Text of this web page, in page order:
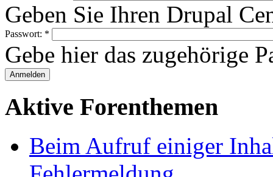
Geben Sie Ihren Drupal
Passwort: *
Gebe hier das zugehörige
Aktive Forenthemen
Beim Aufruf einiger